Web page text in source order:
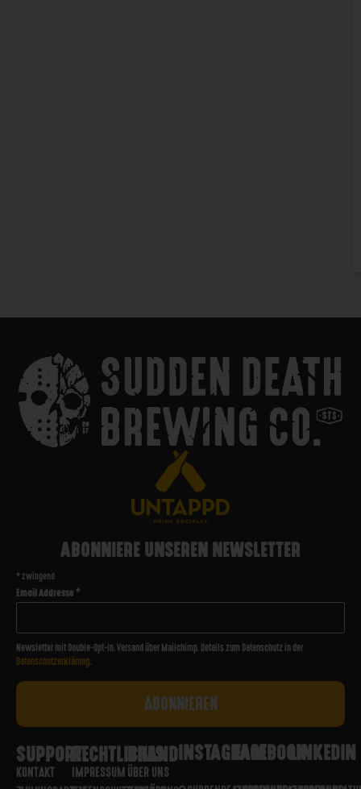
ABONNIERE UNSEREN NEWSLETTER
* zwingend
Email Addresse*
Newsletter mit Double-Opt-In. Versand über Mailchimp. Details zum Datenschutz in der
Datenschutzerklärung.
SUPPORT
KONTAKT
RECHTLICHES
IMPRESSUM
BRAND
ÜBER UNS
INSTAGRAMFACEBOOKLINKEDIN